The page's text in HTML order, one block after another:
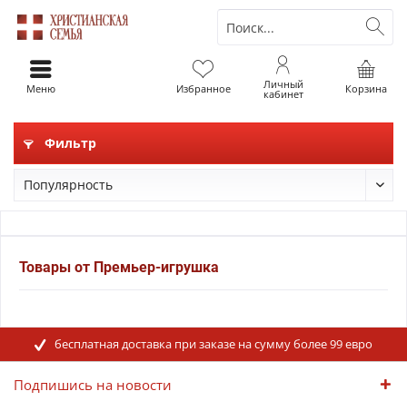
Корзина
Избранное Личный
кабинет
Меню
Фильтр
Товары от Премьер-игрушка
бесплатная доставка при заказе на сумму более 99 евро
Подпишись на новости